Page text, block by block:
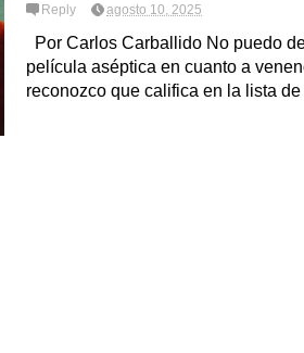
Reply agosto 10, 2025
Por Carlos Carballido No puedo
película aséptica en cuanto a
reconozco que califica en la lista de